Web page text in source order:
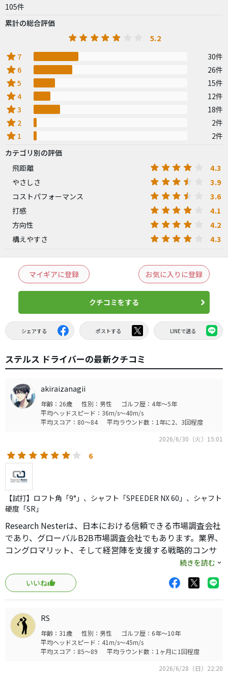
105件
累計の総合評価
5.2
star 7 30件
star 6 26件
star5 15件
star4 12件
star3 18件
star 2 2件
star 1
2件
カテゴリ別の評価
飛距離
4.3
やさしさ 3.9
コストパフォーマンス 3.6
打感 4.1
方向性 4.2
構えやすさ 4.3
マイギアに登録 お気に入りに登録
クチコミをする
シェアする ポストする LINEで送る
ステルス ドライバーの最新クチコミ
akiraizanagii
年齢：26歳 性別：男性
ゴルフ歴：4年～5年
平均ヘッドスピード：36m/s～40m/s
平均スコア：80～84
平均ラウンド数：1年に2、3回程度
2026/6/30（火）15:01
6
【試打】ロフト角「9°」、シャフト「SPEEDER NX 60」、シャフト
硬度「SR」
Research Nesterは、日本における信頼できる市場調査会社
であり、グローバルB2B市場調査会社でもあります。業界、
コングロマリット、そして経営陣を支援する戦略的コンサ
ルティングサービスと実用的な市場インサイトを提供して
います。ヘルスケア、医薬品、そして様々なセクターにおい
て、偏りのないデータに基づくインテリジェンスを提供す
ることに特化し、企業が将来のマーケティング戦略、事業
拡大、そして投資について情報に基づいた意思決定を行え
るよう支援しています。
続きを読む
いいね
RS
年齢：31歳 性別：男性
ゴルフ歴：6年～10年
平均ヘッドスピード：41m/s～45m/s
平均スコア：85～89
平均ラウンド数：1ヶ月に1回程度
2026/6/28（日）22:20